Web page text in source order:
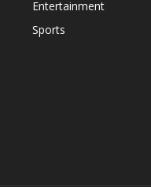
Entertainment
Sports